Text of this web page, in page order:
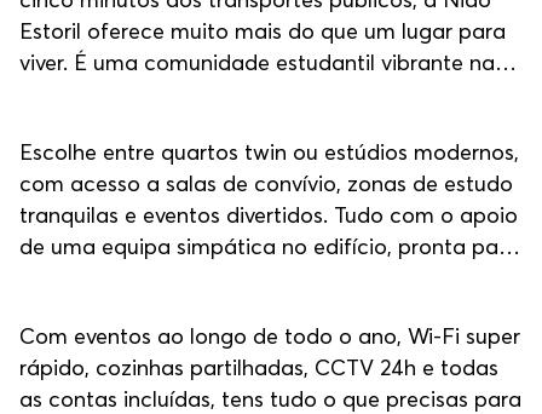
Estoril oferece muito mais do que um lugar para
viver. É uma comunidade estudantil vibrante na
Escolhe entre quartos twin ou estúdios modernos,
com acesso a salas de convívio, zonas de estudo
tranquilas e eventos divertidos. Tudo com o apoio
de uma equipa simpática no edifício, pronta para
Com eventos ao longo de todo o ano, Wi-Fi super
rápido, cozinhas partilhadas, CCTV 24h e todas
as contas incluídas, tens tudo o que precisas para